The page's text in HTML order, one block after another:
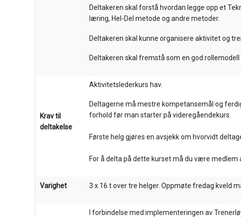
Deltakeren skal forstå hvordan legge opp et
læring, Hel-Del metode og andre metoder.
Deltakeren skal kunne organisere aktivitet og
Deltakeren skal fremstå som en god
Krav til
deltakelse
Aktivitetslederkurs hav.
Deltagerne må mestre kompetansemål og
forhold før man starter på videregåendekurs.
Første helg gjøres en avsjekk om hvorvidt
For å delta på dette kurset må du være
Varighet 3 x 16 t over tre helger. Oppmøte fredag kveld
I forbindelse med implementeringen av